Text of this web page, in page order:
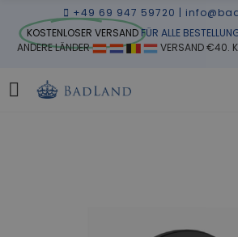
+49 69 947 59720 |
KOSTENLOSER VERSANDFÜR ALLE
ANDERE LÄNDER
VERSAND €40.